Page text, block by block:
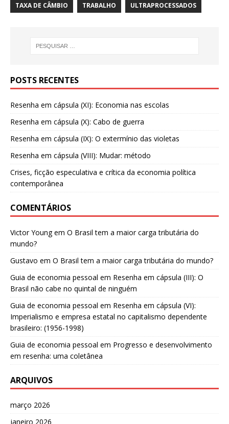
TAXA DE CÂMBIO TRABALHO ULTRAPROCESSADOS
POSTS RECENTES
Resenha em cápsula (XI): Economia nas escolas
Resenha em cápsula (X): Cabo de guerra
Resenha em cápsula (IX): O extermínio das violetas
Resenha em cápsula (VIII): Mudar: método
Crises, ficção especulativa e crítica da economia política
contemporânea
COMENTÁRIOS
Victor Youngem O Brasil tem a maior carga tributária do
mundo?
Gustavo em O Brasil tem a maior carga tributária do mundo?
Guia de economia pessoal em Resenha em cápsula (III): O
Brasil não cabe no quintal de ninguém
Guia de economia pessoal em Resenha em cápsula (VI):
Imperialismo e empresa estatal no capitalismo dependente
brasileiro: (1956-1998)
Guia de economia pessoal em Progresso e desenvolvimento
em resenha: uma coletânea
ARQUIVOS
março 2026
janeiro 2026